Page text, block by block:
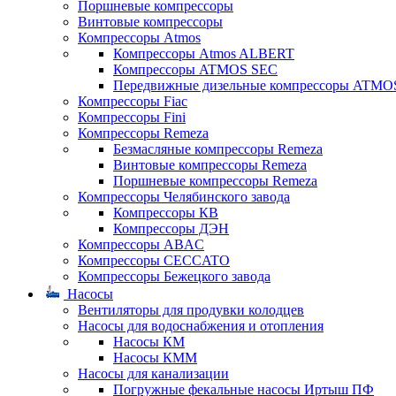
Поршневые компрессоры
Винтовые компрессоры
Компрессоры Atmos
Компрессоры Atmos ALBERT
Компрессоры ATMOS SEC
Передвижные дизельные компрессоры
Компрессоры Fiac
Компрессоры Fini
Компрессоры Remeza
Безмасляные компрессоры Remeza
Винтовые компрессоры Remeza
Поршневые компрессоры Remeza
Компрессоры Челябинского завода
Компрессоры КВ
Компрессоры ДЭН
Компрессоры ABAC
Компрессоры CECCATO
Компрессоры Бежецкого завода
Насосы
Вентиляторы для продувки колодцев
Насосы для водоснабжения и отопления
Насосы КМ
Насосы КММ
Насосы для канализации
Погружные фекальные насосы Иртыш ПФ